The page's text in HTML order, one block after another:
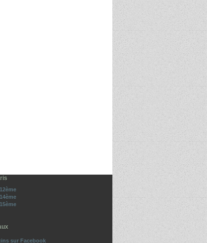
sur Facebook